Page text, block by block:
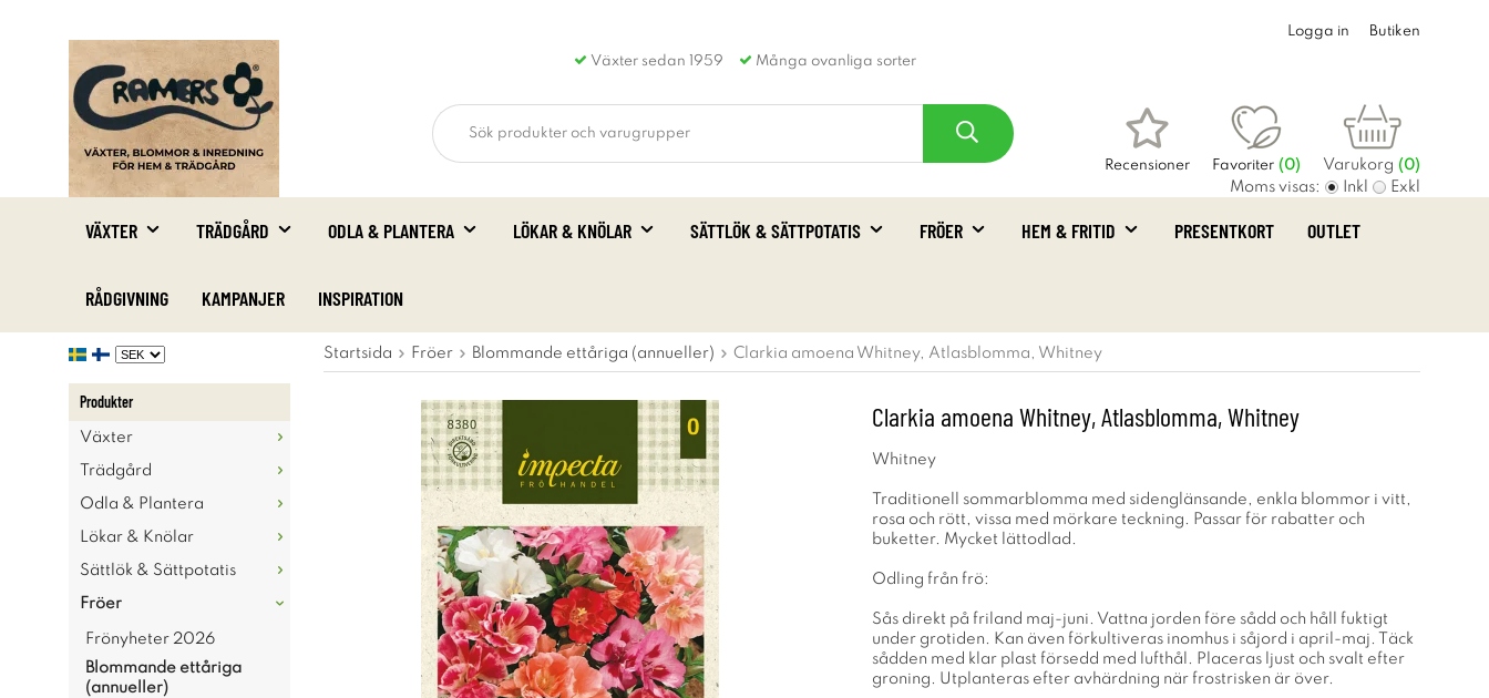
Växter sedan 1959 Många ovanliga sorter
Logga in Butiken
Recensioner Favoriter (0) Varukorg (0)
Moms visas: Inkl Exkl
VÄXTER TRÄDGÅRD ODLA & PLANTERA LÖKAR & KNÖLAR SÄTTLÖK & SÄTTPOTATIS FRÖER HEM & FRITID PRESENTKORT OUTLET
RÅDGIVNING KAMPANJER INSPIRATION
Produkter
Växter
Trädgård
Odla & Plantera
Lökar & Knölar
Sättlök & Sättpotatis
Fröer
Frönyheter 2026
Blommande ettåriga
(annueller)
Startsida Fröer Blommande ettåriga (annueller) Clarkia amoena Whitney, Atlasblomma, Whitney
Clarkia amoena Whitney, Atlasblomma, Whitney
Whitney
Traditionell sommarblomma med sidenglänsande, enkla blommor i vitt,
rosa och rött, vissa med mörkare teckning. Passar för rabatter och
buketter. Mycket lättodlad.
Odling från frö:
Sås direkt på friland maj-juni. Vattna jorden före sådd och håll fuktigt
under grotiden. Kan även förkultiveras inomhus i såjord i april-maj. Täck
sådden med klar plast försedd med lufthål. Placeras ljust och svalt efter
groning. Utplanteras efter avhärdning när frostrisken är över.